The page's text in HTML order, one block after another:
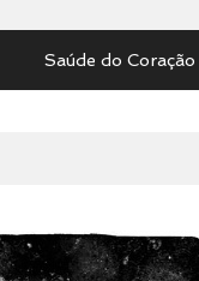
Saúde do Coração